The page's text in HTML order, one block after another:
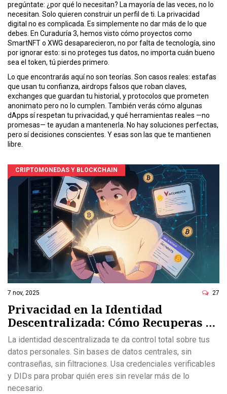
pregúntate: ¿por qué lo necesitan? La mayoría de las veces, no lo
necesitan. Solo quieren construir un perfil de ti. La privacidad
digital no es complicada. Es simplemente no dar más de lo que
debes. En Curaduría 3, hemos visto cómo proyectos como
SmartNFT o XWG desaparecieron, no por falta de tecnología, sino
por ignorar esto: si no proteges tus datos, no importa cuán bueno
sea el token, tú pierdes primero.
Lo que encontrarás aquí no son teorías. Son casos reales: estafas
que usan tu confianza, airdrops falsos que roban claves,
exchanges que guardan tu historial, y protocolos que prometen
anonimato pero no lo cumplen. También verás cómo algunas
dApps sí respetan tu privacidad, y qué herramientas reales —no
promesas— te ayudan a mantenerla. No hay soluciones perfectas,
pero sí decisiones conscientes. Y esas son las que te mantienen
libre.
CRIPTOMONEDAS Y BLOCKCHAIN
7 nov, 2025 27
Privacidad en la Identidad
Descentralizada: Cómo Recuperas el
Control de Tus Datos
La identidad descentralizada te da control total sobre tus
datos personales. Sin bases de datos centrales, sin
contraseñas, sin filtraciones. Usa credenciales verificables
y DIDs para probar quién eres sin revelar más de lo
necesario.